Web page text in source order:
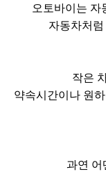
오토바이는 자
자동차처
작은
약속시간이나 원
과연 어